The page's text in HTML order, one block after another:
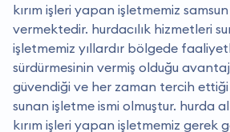
kırım işleri yapan işletmemiz
vermektedir. hurdacılık hizmetleri
işletmemiz yıllardır bölgede
sürdürmesinin vermiş olduğu
güvendiği ve her zaman tercih
sunan işletme ismi olmuştur. hurda
kırım işleri yapan işletmemiz gerek